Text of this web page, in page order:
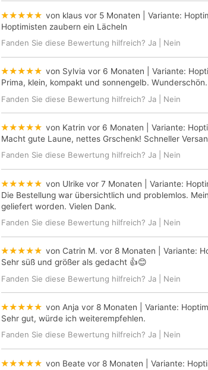
★★★★★ von klaus vor 5 Monaten | Variante:
Hoptimisten zaubern ein Lächeln
Fanden Sie diese Bewertung hilfreich? Ja Nein
★★★★★ von Sylvia vor 6 Monaten | Variante:
Prima, klein, kompakt und sonnengelb. Wunderschön.
Fanden Sie diese Bewertung hilfreich? Ja Nein
★★★★★ von Katrin vor 6 Monaten | Variante:
Macht gute Laune, nettes Grschenk! Schneller
Fanden Sie diese Bewertung hilfreich? Ja Nein
★★★★★ von Ulrike vor 7 Monaten | Variante:
Die Bestellung war übersichtlich und problemlos.
geliefert worden. Vielen Dank.
Fanden Sie diese Bewertung hilfreich? Ja Nein
★★★★★ von Catrin M. vor 8 Monaten | Variante:
Sehr süß und größer als gedacht 👍😊
Fanden Sie diese Bewertung hilfreich? Ja Nein
★★★★★ von Anja vor 8 Monaten | Variante:
Sehr gut, würde ich weiterempfehlen.
Fanden Sie diese Bewertung hilfreich? Ja Nein
★★★★★ von Beate vor 8 Monaten | Variante: